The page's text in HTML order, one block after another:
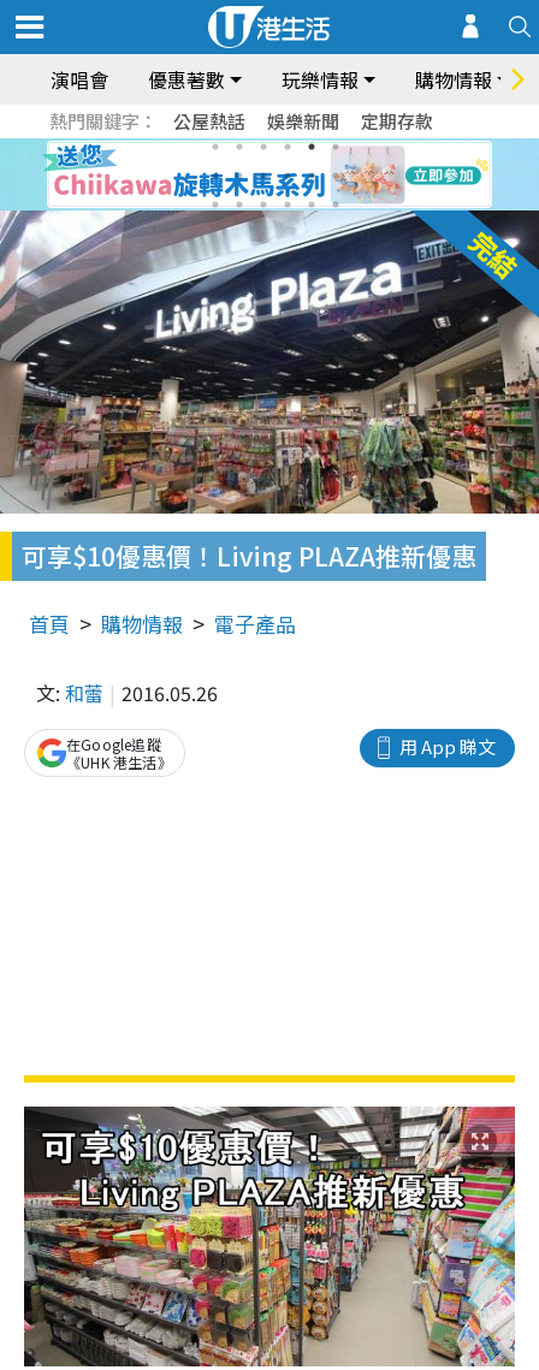
演唱會 優惠著數 玩樂情報 購物情報
熱門關鍵字： 公屋熱話 娛樂新聞 定期存款
可享$10優惠價！Living PLAZA推新優惠
首頁 購物情報 電子產品
文: 和蕾 2016.05.26
用 App 睇文
在Google追蹤
《UHK 港生活》